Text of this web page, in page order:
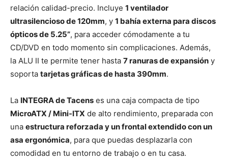
relación calidad-precio. Incluye 1 ventilador
ultrasilencioso de 120mm, y 1 bahía externa para discos
ópticos de 5.25”, para acceder cómodamente a tu
CD/DVD en todo momento sin complicaciones. Además,
la ALU II te permite tener hasta 7 ranuras de expansión y
soporta tarjetas gráficas de hasta 390mm.
La INTEGRA de Tacens es una caja compacta de tipo
MicroATX / Mini-ITX de alto rendimiento, preparada con
una estructura reforzada y un frontal extendido con un
asa ergonómica, para que puedas desplazarla con
comodidad en tu entorno de trabajo o en tu casa.